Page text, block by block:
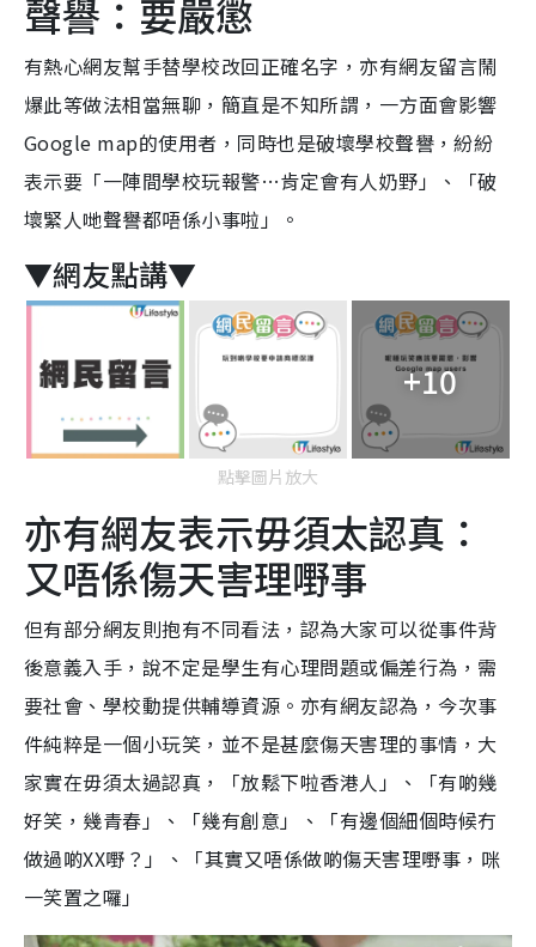
聲譽：要嚴懲
有熱心網友幫手替學校改回正確名字，亦有網友留言鬧
爆此等做法相當無聊，簡直是不知所謂，一方面會影響
Google map的使用者，同時也是破壞學校聲譽，紛紛
表示要「一陣間學校玩報警…肯定會有人奶野」、「破
壞緊人哋聲譽都唔係小事啦」。
▼網友點講▼
+10
點擊圖片放大
亦有網友表示毋須太認真：
又唔係傷天害理嘢事
但有部分網友則抱有不同看法，認為大家可以從事件背
後意義入手，說不定是學生有心理問題或偏差行為，需
要社會、學校動提供輔導資源。亦有網友認為，今次事
件純粹是一個小玩笑，並不是甚麼傷天害理的事情，大
家實在毋須太過認真，「放鬆下啦香港人」、「有啲幾
好笑，幾青春」、「幾有創意」、「有邊個細個時候冇
做過啲XX嘢？」、「其實又唔係做啲傷天害理嘢事，咪
一笑置之囉」